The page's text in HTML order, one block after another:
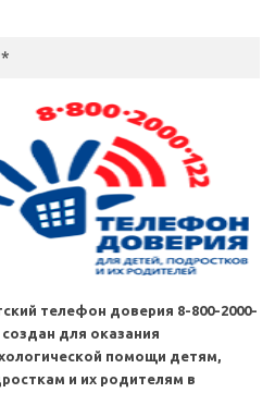
телефон доверия 8-800-2000-
создан для оказания
помощи детям,
и их родителям в